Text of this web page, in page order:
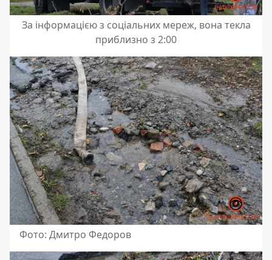
За інформацією з соціальних мереж, вона текла
приблизно з 2:00
Фото: Дмитро Федоров